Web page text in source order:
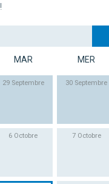
MAR MER
29 Septembre 30 Septembre
6 Octobre 7 Octobre